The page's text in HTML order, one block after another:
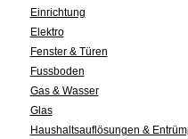
Einrichtung
Elektro
Fenster & Türen
Fussboden
Gas & Wasser
Glas
Haushaltsauflösungen &